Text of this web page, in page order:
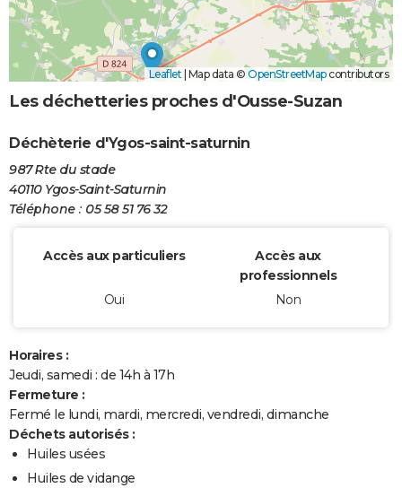
Leaflet Map data © OpenStreetMapcontributors
Les déchetteries proches d'Ousse-Suzan
Déchèterie d'Ygos-saint-saturnin
987 Rte du stade
40110 Ygos-Saint-Saturnin
Téléphone : 05 58 51 76 32
Accès aux particuliers
Accès aux
professionnels
Oui
Non
Horaires :
Jeudi, samedi : de 14h à 17h
Fermeture :
Fermé le lundi, mardi, mercredi, vendredi, dimanche
Déchets autorisés :
Huiles usées
Huiles de vidange